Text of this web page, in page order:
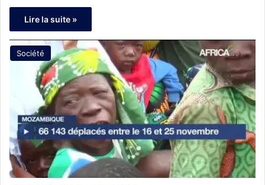
Lire la suite »
Société